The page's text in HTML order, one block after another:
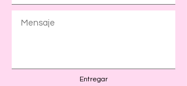
Entregar